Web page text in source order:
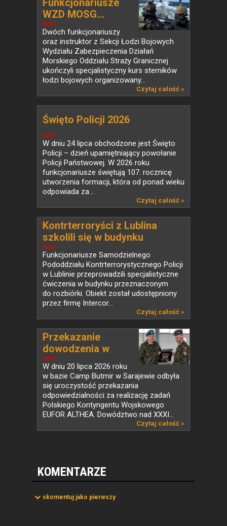
NEWS
Funkcjonariusze
WZD MOSG...
Dwóch funkcjonariuszy
oraz instruktor z Sekcji Łodzi Bojowych
Wydziału Zabezpieczenia Działań
Morskiego Oddziału Straży Granicznej
ukończyli specjalistyczny kurs sterników
łodzi bojowych organizowany...
Czytaj całość »
NEWS
Święto Policji 2026
W dniu 24 lipca obchodzone jest Święto
Policji – dzień upamiętniający powołanie
Policji Państwowej. W 2026 roku
funkcjonariusze świętują 107. rocznicę
utworzenia formacji, która od ponad wieku
odpowiada za...
Czytaj całość »
NEWS
Kontrterroryści z Lublina
szkolili się w budynku
przeznaczonym do rozbiórki
Funkcjonariusze Samodzielnego
Pododdziału Kontrterrorystycznego Policji
w Lublinie przeprowadzili specjalistyczne
ćwiczenia w budynku przeznaczonym
do rozbiórki. Obiekt został udostępniony
przez firmę Intercor...
Czytaj całość »
NEWS
Przekazanie
dowodzenia w
PKW...
W dniu 20 lipca 2026 roku
w bazie Camp Butmir w Sarajewie odbyła
się uroczystość przekazania
odpowiedzialności za realizację zadań
Polskiego Kontyngentu Wojskowego
EUFOR ALTHEA. Dowództwo nad XXXI...
Czytaj całość »
KOMENTARZE
skomentuj jako pierwszy